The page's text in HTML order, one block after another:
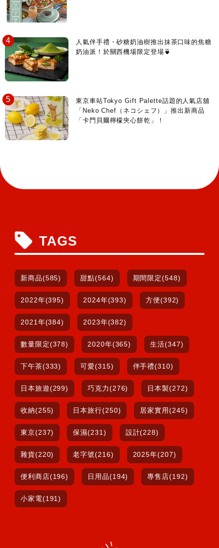
人氣伴手禮・砂糖奶油樹推出抹茶口味的焦糖
奶油派！於關西機場限定登場🍵
東京車站Tokyo Gift Palette話題的人氣店舖
「Neko Chef（ネコシェフ）」推出新商品
「卡門貝爾檸檬夾心餅乾」！
TAGS
新商品(585) 甜點(564) 期間限定(548)
2022年(395) 2024年(393) 方便(392)
2021年(384) 2023年(382)
數量限定(378) 2020年(365) 生活(347)
下午茶(333) 可愛(315) 伴手禮(310)
日本旅遊(299) 巧克力(276) 日本製(272)
收納(255) 日本旅行(250) 居家實用(245)
東京(237) 保濕(231) 設計(228)
雜貨(220) 老字號(216) 2025年(207)
便利商店(196) 日用品(194) 專售店(192)
小家電(191)